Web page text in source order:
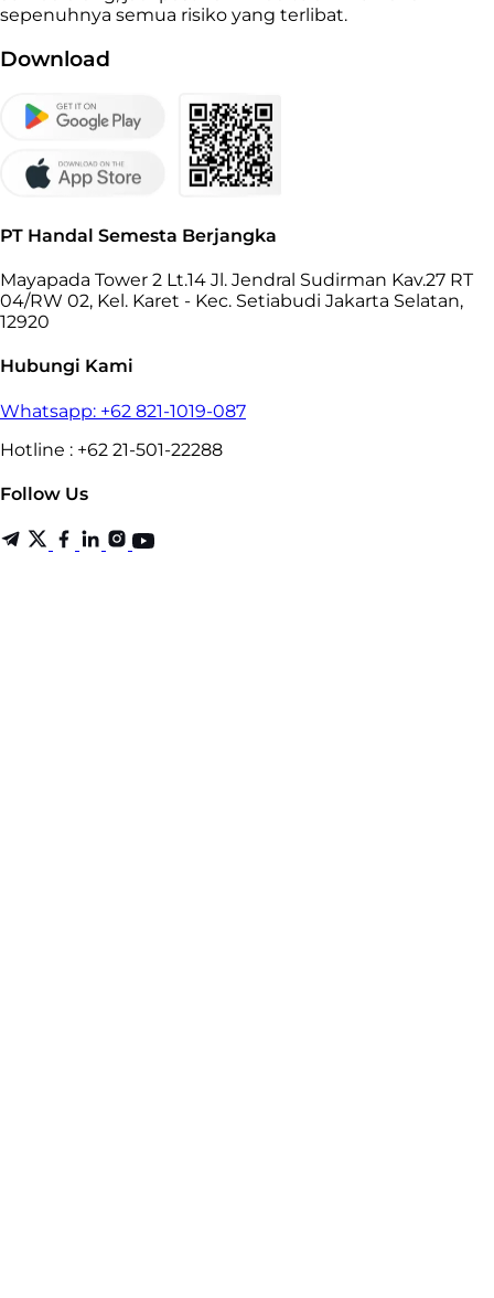
sepenuhnya semua risiko yang terlibat.
Download
PT Handal Semesta Berjangka
Mayapada Tower 2 Lt.14 Jl. Jendral Sudirman Kav.27 RT
04/RW 02, Kel. Karet - Kec. Setiabudi Jakarta Selatan,
12920
Hubungi Kami
Whatsapp: +62 821-1019-087
Hotline : +62 21-501-22288
Follow Us